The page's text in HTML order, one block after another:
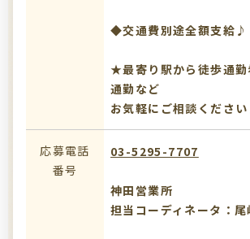
◆交通費別途全額支給♪
★最寄り駅から徒歩通
通勤など
お気軽にご相談くださ
応募電話
番号
03-5295-7707
神田営業所
担当コーディネータ：尾